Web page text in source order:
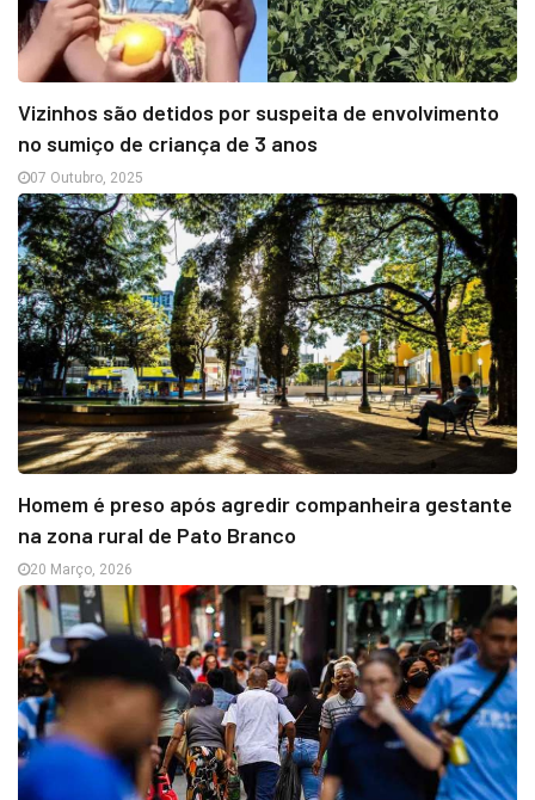
Vizinhos são detidos por suspeita de envolvimento
no sumiço de criança de 3 anos
07 Outubro, 2025
Homem é preso após agredir companheira gestante
na zona rural de Pato Branco
20 Março, 2026